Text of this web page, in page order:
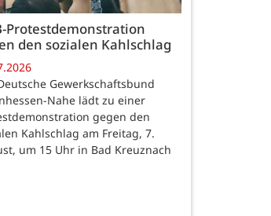
Protestdemonstration
den sozialen Kahlschlag
Gewerkschaftsbund
Nahe lädt zu einer
gegen den
Kahlschlag am Freitag, 7.
um 15 Uhr in Bad Kreuznach